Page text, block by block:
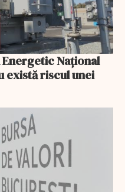
Național
există riscul unei